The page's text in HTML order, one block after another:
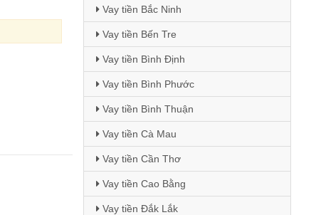
Vay tiền Bắc Ninh
Vay tiền Bến Tre
Vay tiền Bình Định
Vay tiền Bình Phước
Vay tiền Bình Thuận
Vay tiền Cà Mau
Vay tiền Cần Thơ
Vay tiền Cao Bằng
Vay tiền Đắk Lắk